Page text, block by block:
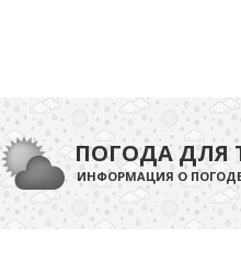
ПОГОДА ДЛЯ
ИНФОРМАЦИЯ О